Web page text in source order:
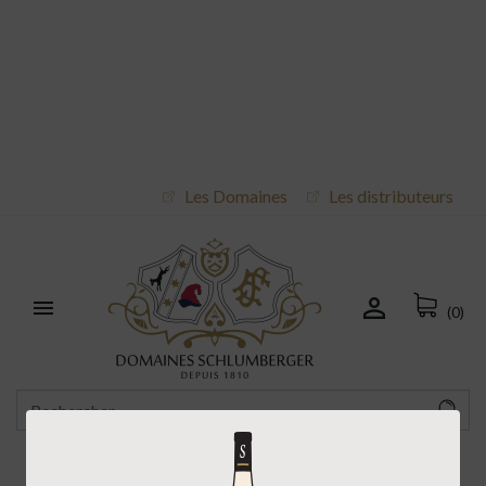
Les Domaines Les distributeurs
  (0)